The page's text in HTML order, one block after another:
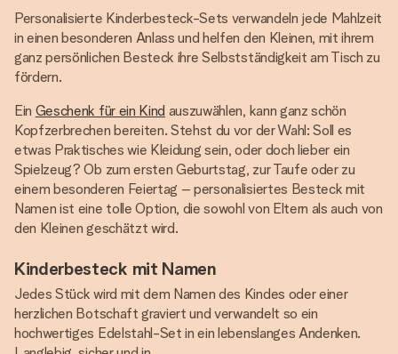
Personalisierte Kinderbesteck-Sets verwandeln jede Mahlzeit
in einen besonderen Anlass und helfen den Kleinen, mit ihrem
ganz persönlichen Besteck ihre Selbstständigkeit am Tisch zu
fördern.
Ein Geschenk für ein Kind auszuwählen, kann ganz schön
Kopfzerbrechen bereiten. Stehst du vor der Wahl: Soll es
etwas Praktisches wie Kleidung sein, oder doch lieber ein
Spielzeug? Ob zum ersten Geburtstag, zur Taufe oder zu
einem besonderen Feiertag – personalisiertes Besteck mit
Namen ist eine tolle Option, die sowohl von Eltern als auch von
den Kleinen geschätzt wird.
Kinderbesteck mit Namen
Jedes Stück wird mit dem Namen des Kindes oder einer
herzlichen Botschaft graviert und verwandelt so ein
hochwertiges Edelstahl-Set in ein lebenslanges Andenken.